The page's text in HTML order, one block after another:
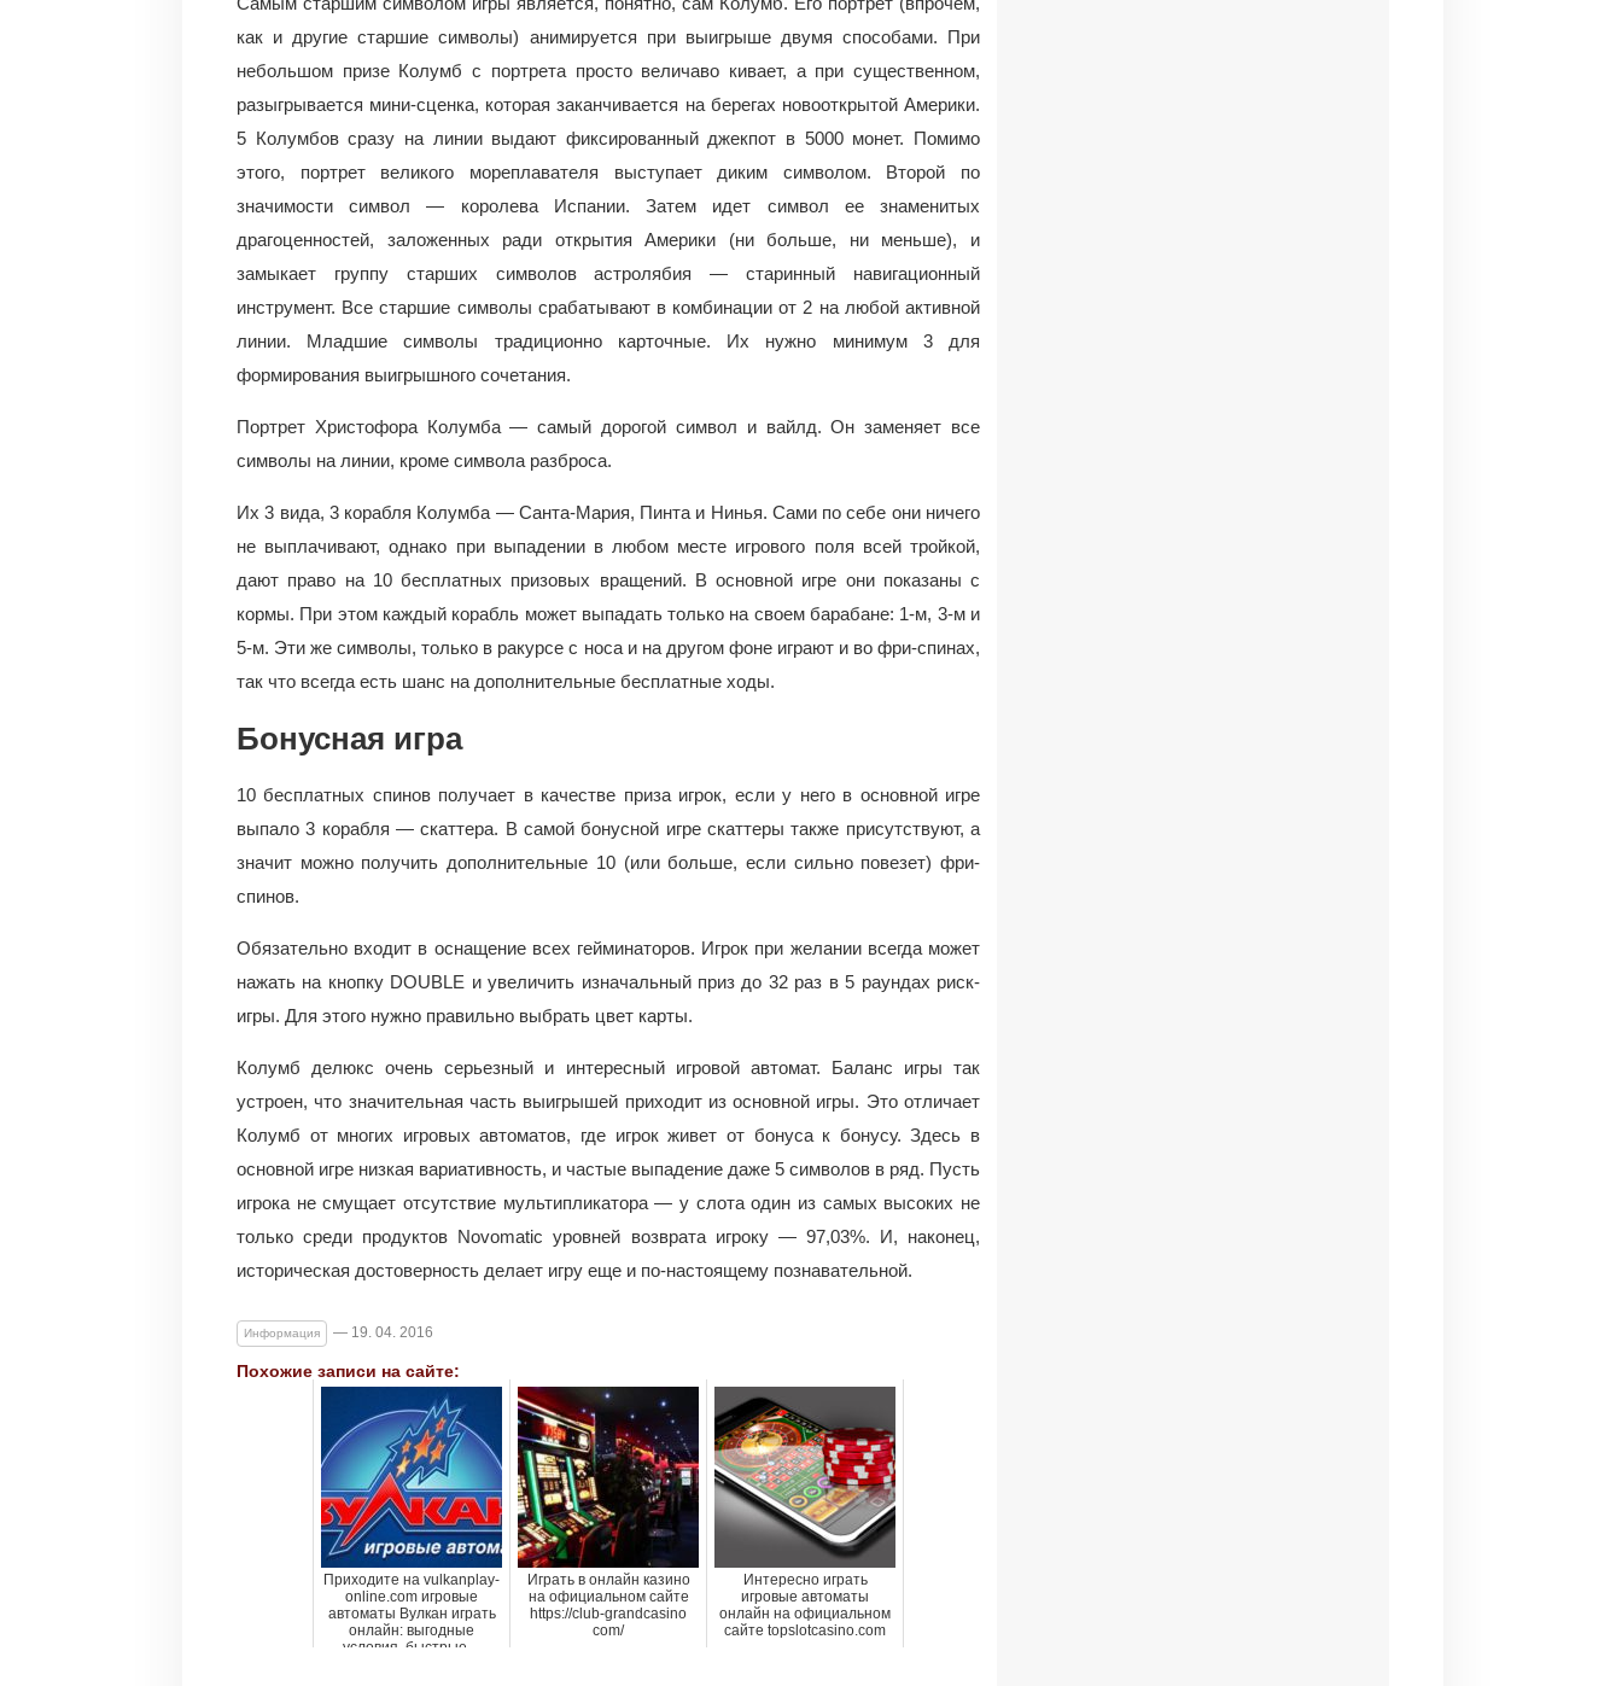
как и другие старшие символы) анимируется при выигрыше двумя способами. При
небольшом призе Колумб с портрета просто величаво кивает, а при существенном,
разыгрывается мини-сценка, которая заканчивается на берегах новооткрытой Америки.
5 Колумбов сразу на линии выдают фиксированный джекпот в 5000 монет. Помимо
этого, портрет великого мореплавателя выступает диким символом. Второй по
значимости символ — королева Испании. Затем идет символ ее знаменитых
драгоценностей, заложенных ради открытия Америки (ни больше, ни меньше), и
замыкает группу старших символов астролябия — старинный навигационный
инструмент. Все старшие символы срабатывают в комбинации от 2 на любой активной
линии. Младшие символы традиционно карточные. Их нужно минимум 3 для
формирования выигрышного сочетания.
Портрет Христофора Колумба — самый дорогой символ и вайлд. Он заменяет все
символы на линии, кроме символа разброса.
Их 3 вида, 3 корабля Колумба — Санта-Мария, Пинта и Нинья. Сами по себе они ничего
не выплачивают, однако при выпадении в любом месте игрового поля всей тройкой,
дают право на 10 бесплатных призовых вращений. В основной игре они показаны с
кормы. При этом каждый корабль может выпадать только на своем барабане: 1-м, 3-м и
5-м. Эти же символы, только в ракурсе с носа и на другом фоне играют и во фри-спинах,
так что всегда есть шанс на дополнительные бесплатные ходы.
Бонусная игра
10 бесплатных спинов получает в качестве приза игрок, если у него в основной игре
выпало 3 корабля — скаттера. В самой бонусной игре скаттеры также присутствуют, а
значит можно получить дополнительные 10 (или больше, если сильно повезет) фри-
спинов.
Обязательно входит в оснащение всех гейминаторов. Игрок при желании всегда может
нажать на кнопку DOUBLE и увеличить изначальный приз до 32 раз в 5 раундах риск-
игры. Для этого нужно правильно выбрать цвет карты.
Колумб делюкс очень серьезный и интересный игровой автомат. Баланс игры так
устроен, что значительная часть выигрышей приходит из основной игры. Это отличает
Колумб от многих игровых автоматов, где игрок живет от бонуса к бонусу. Здесь в
основной игре низкая вариативность, и частые выпадение даже 5 символов в ряд. Пусть
игрока не смущает отсутствие мультипликатора — у слота один из самых высоких не
только среди продуктов Novomatic уровней возврата игроку — 97,03%. И, наконец,
историческая достоверность делает игру еще и по-настоящему познавательной.
Информация — 19. 04. 2016
Похожие записи на сайте:
Приходите на vulkanplay-
online.com игровые
автоматы Вулкан играть
онлайн: выгодные
условия, быстрые ...
Играть в онлайн казино
на официальном сайте
https://club-grandcasino
com/
Интересно играть
игровые автоматы
онлайн на официальном
сайте topslotcasino.com